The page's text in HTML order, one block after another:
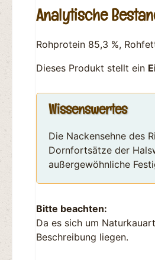
Analytische
Rohprotein 85,3 %,
Dieses Produkt stellt ein
Wissenswertes
Die Nackensehne des
Dornfortsätze der
außergewöhnliche
Bitte beachten:
Da es sich um
Beschreibung liegen.